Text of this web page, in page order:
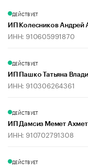
ДЕЙСТВУЕТ
ИП Колесников Андрей
ИНН: 910605991870
ДЕЙСТВУЕТ
ИП Пашко Татьяна
ИНН: 910306264361
ДЕЙСТВУЕТ
ИП Дамсиз Мемет
ИНН: 910702791308
ДЕЙСТВУЕТ